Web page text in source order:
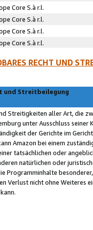
Core S.à r.l.
Core S.à r.l.
Core S.à r.l.
Core S.à r.l.
RECHT UND
und Streitbeilegung
Streitigkeiten aller Art, die
unter Ausschluss
der Gerichte im
Amazon bei einem
tatsächlichen oder
natürlichen oder
Programminhalte
Verlust nicht ohne Weiteres